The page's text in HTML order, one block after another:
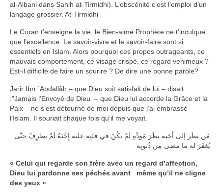
al-Albani dans Sahih at-Tirmidhi). L’obscénité c’est l’emploi d’un
langage grossier. At-Tirmidhi
Le Coran t’enseigne la vie, le Bien-aimé Prophète ne t’inculque
que l’excellence. Le savoir-vivre et le savoir-faire sont si
essentiels en Islam. Alors pourquoi ces propos outrageants, ce
mauvais comportement, ce visage crispé, ce regard venimeux ?
Est-il difficile de faire un sourire ? De dire une bonne parole?
Jarir Ibn `Abdallâh – que Dieu soit satisfait de lui – disait
:”Jamais l’Envoyé de Dieu – que Dieu lui accorde la Grâce et la
Paix – ne s’est détourné de moi depuis que j’ai embrassé
l’Islam. Il souriait chaque fois qu’il me voyait.
مَن نظَر إلى أخيه نظَرَ مَودَّةٍ لَمْ يكُنْ في قلبِه عليه إِحْنَةٌ لَمْ يطرِفْ حتَّى
يُغفَرَ له ما مضى مِن ذُنوبِه
« Celui qui regarde son frère avec un regard d’affection,
Dieu lui pardonne ses péchés avant même qu’il ne cligne
des yeux »